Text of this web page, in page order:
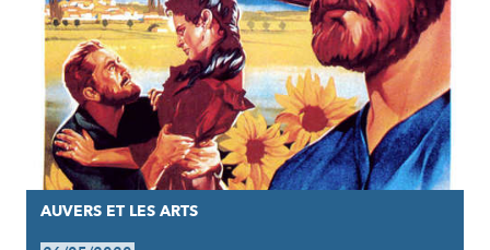
AUVERS ET LES ARTS